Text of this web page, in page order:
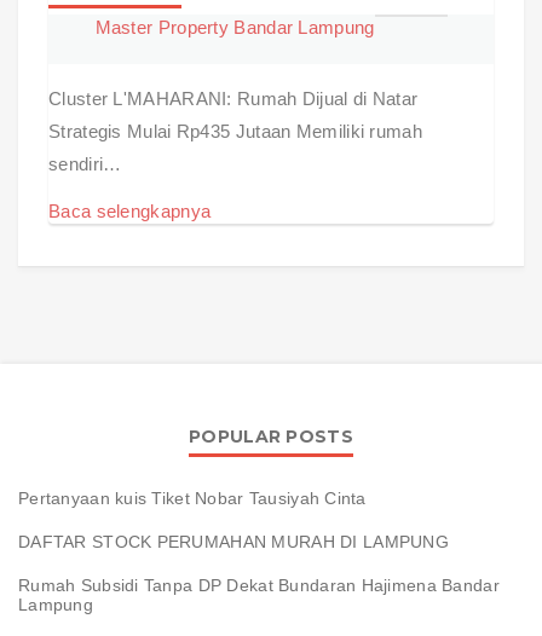
Master Property Bandar Lampung
Cluster L'MAHARANI: Rumah Dijual di Natar
Strategis Mulai Rp435 Jutaan Memiliki rumah
sendiri…
Baca selengkapnya
POPULAR POSTS
Pertanyaan kuis Tiket Nobar Tausiyah Cinta
DAFTAR STOCK PERUMAHAN MURAH DI LAMPUNG
Rumah Subsidi Tanpa DP Dekat Bundaran Hajimena Bandar
Lampung